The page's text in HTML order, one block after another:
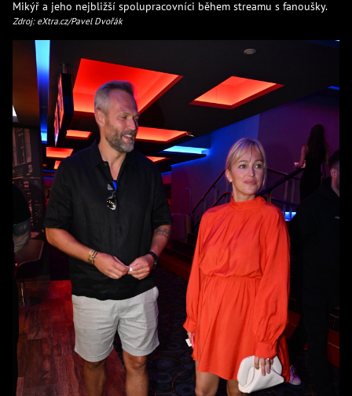
Mikýř a jeho nejbližší spolupracovníci během streamu s fanoušky.
Zdroj: eXtra.cz/Pavel Dvořák